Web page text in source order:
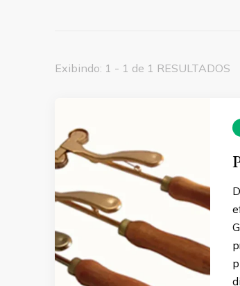
Exibindo: 1 - 1 de 1 RESULTADOS